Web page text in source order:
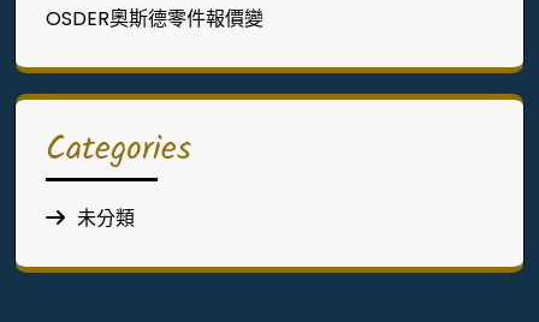
OSDER奧斯德零件報價變
Categories
未分類